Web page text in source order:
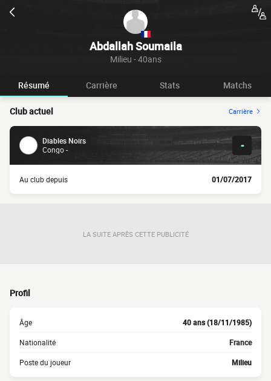
Abdallah Soumaila
Milieu - 40ans
Résumé Carrière Stats Matchs
Club actuel Carrière
Diables Noirs
Congo -
-
Au club depuis 01/07/2017
LA SUITE APRÈS CETTE PUBLICITÉ
Profil
Âge 40 ans (18/11/1985)
Nationalité France
Poste du joueur Milieu